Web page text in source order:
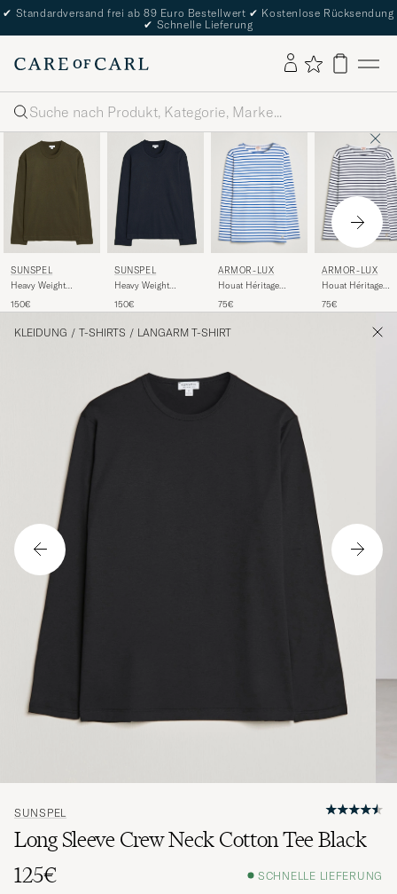
✔ Standardversand frei ab 89 Euro Bestellwert ✔ Kostenlose Rücksendung
✔ Schnelle Lieferung
Suche
SUNSPEL
Heavy Weight
Sleeve T-Shirt Green
150€
SUNSPEL
Heavy Weight
Sleeve T-Shirt Navy
150€
ARMOR-LUX
Houat Héritage
T-Shirt White/Blue
75€
ARMOR-LUX
Houat Héritage
T-Shirt White/Navy
75€
KLEIDUNG / T-SHIRTS / LANGARM T-SHIRT
SUNSPEL
Long Sleeve Crew Neck Cotton Tee Black
125€
SCHNELLE LIEFERUNG